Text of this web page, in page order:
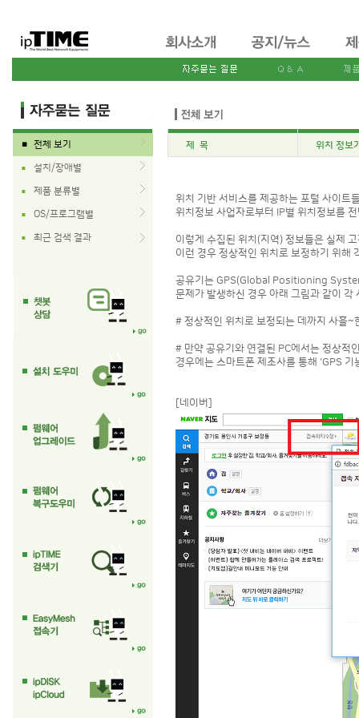
■ 전체 보기
■ 설치/장애별
■ 제품 분류별
■ OS/프로그램별
■ 최근 검색 결과
제 목 위치 정보
위치 기반 서비스를 제공하는 포털 사이트
위치정보 사업자로부터 IP별 위치정보를
이렇게 수집된 위치(지역) 정보들은 실제
이런 경우 정상적인 위치로 보정하기 위해
공유기는 GPS(Global Positioning
문제가 발생하신 경우 아래 그림과 같이
# 정상적인 위치로 보정되는 데까지 사흘~
# 만약 공유기와 연결된 PC에서는 정상적
경우에는 스마트폰 제조사를 통해 'GPS
[네이버]